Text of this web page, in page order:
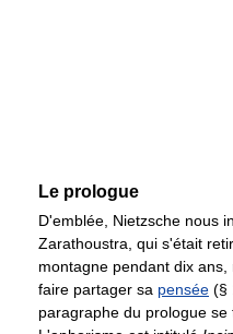
Le prologue
D'emblée, Nietzsche nous
Zarathoustra, qui s'était
montagne pendant dix
faire partager sa pensée (§
paragraphe du prologue se